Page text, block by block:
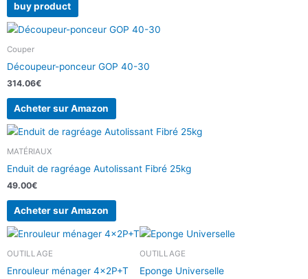
buy product
Couper
Découpeur-ponceur GOP 40-30
314.06€
Acheter sur Amazon
MATÉRIAUX
Enduit de ragréage Autolissant Fibré 25kg
49.00€
Acheter sur Amazon
OUTILLAGE
Enrouleur ménager 4x2P+T
OUTILLAGE
Eponge Universelle